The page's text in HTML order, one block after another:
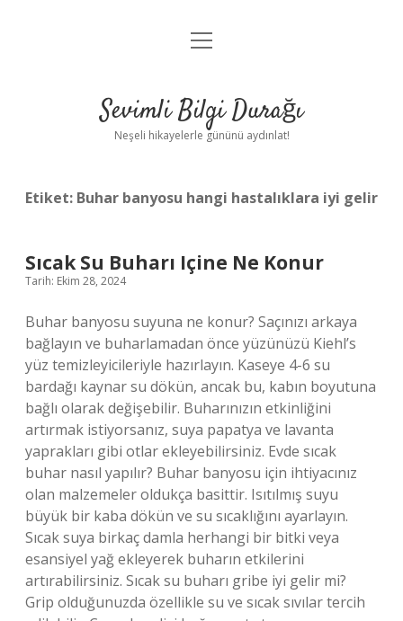
Anasayfa
Yasal Uyarı
menüyü
Sevimli Bilgi Durağı
Neşeli hikayelerle gününü aydınlat!
Etiket: Buhar banyosu hangi hastalıklara iyi gelir
Sıcak Su Buharı Içine Ne Konur
Tarih: Ekim 28, 2024
Buhar banyosu suyuna ne konur? Saçınızı arkaya
bağlayın ve buharlamadan önce yüzünüzü Kiehl’s
yüz temizleyicileriyle hazırlayın. Kaseye 4-6 su
bardağı kaynar su dökün, ancak bu, kabın boyutuna
bağlı olarak değişebilir. Buharınızın etkinliğini
artırmak istiyorsanız, suya papatya ve lavanta
yaprakları gibi otlar ekleyebilirsiniz. Evde sıcak
buhar nasıl yapılır? Buhar banyosu için ihtiyacınız
olan malzemeler oldukça basittir. Isıtılmış suyu
büyük bir kaba dökün ve su sıcaklığını ayarlayın.
Sıcak suya birkaç damla herhangi bir bitki veya
esansiyel yağ ekleyerek buharın etkilerini
artırabilirsiniz. Sıcak su buharı gribe iyi gelir mi?
Grip olduğunuzda özellikle su ve sıcak sıvılar tercih